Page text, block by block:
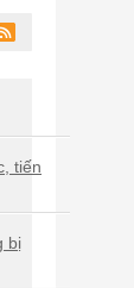
tiến
bị